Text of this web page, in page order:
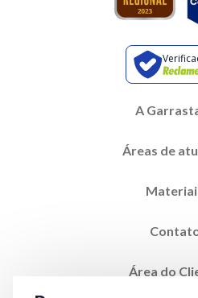
A
Áreas de
Área do